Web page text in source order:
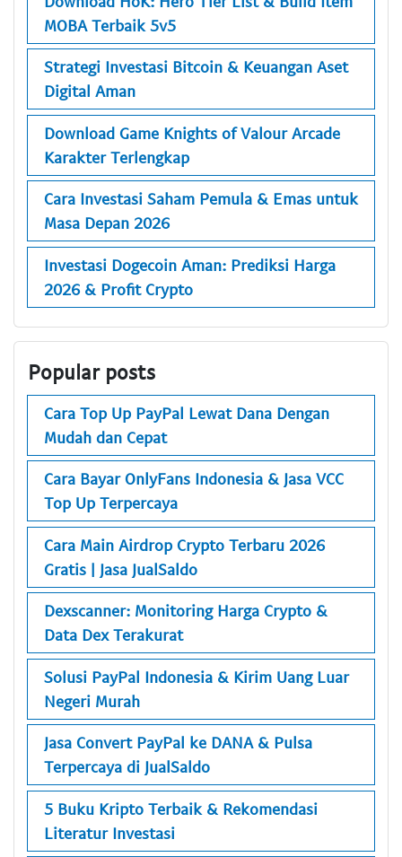
MOBA Terbaik 5v5
Strategi Investasi Bitcoin & Keuangan Aset
Digital Aman
Download Game Knights of Valour Arcade
Karakter Terlengkap
Cara Investasi Saham Pemula & Emas untuk
Masa Depan 2026
Investasi Dogecoin Aman: Prediksi Harga
2026 & Profit Crypto
Popular posts
Cara Top Up PayPal Lewat Dana Dengan
Mudah dan Cepat
Cara Bayar OnlyFans Indonesia & Jasa VCC
Top Up Terpercaya
Cara Main Airdrop Crypto Terbaru 2026
Gratis | Jasa JualSaldo
Dexscanner: Monitoring Harga Crypto &
Data Dex Terakurat
Solusi PayPal Indonesia & Kirim Uang Luar
Negeri Murah
Jasa Convert PayPal ke DANA & Pulsa
Terpercaya di JualSaldo
5 Buku Kripto Terbaik & Rekomendasi
Literatur Investasi